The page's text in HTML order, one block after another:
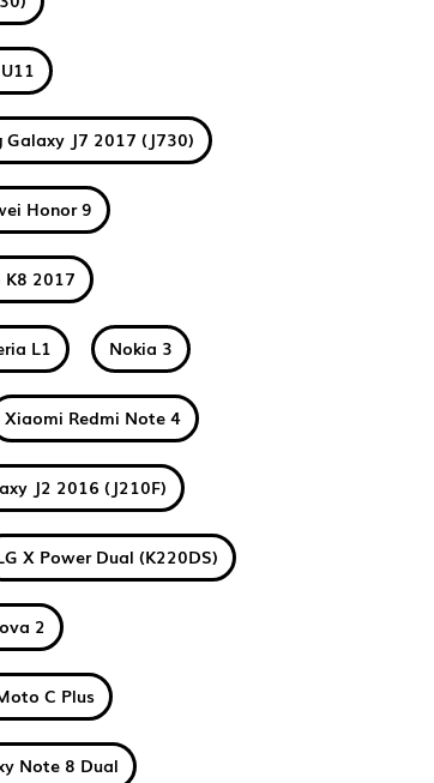
Galaxy J7 2017 (J730)
Honor 9
K8 2017
L1 Nokia 3
Xiaomi Redmi Note 4
J2 2016 (J210F)
X Power Dual (K220DS)
2
C Plus
Note 8 Dual